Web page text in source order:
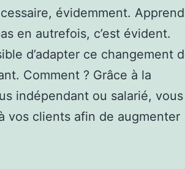
évidemment.
en autrefois, c’est évident.
d’adapter ce changement
Comment ? Grâce à la
indépendant ou salarié, vous
vos clients afin de augmenter